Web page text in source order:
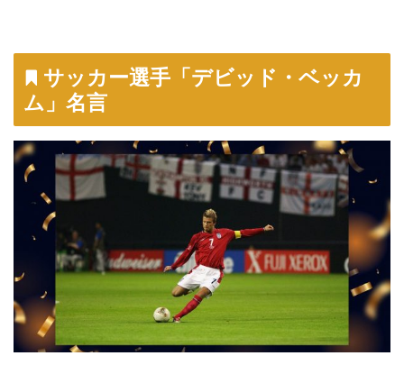
サッカー選手「デビッド・ベッカ
ム」名言